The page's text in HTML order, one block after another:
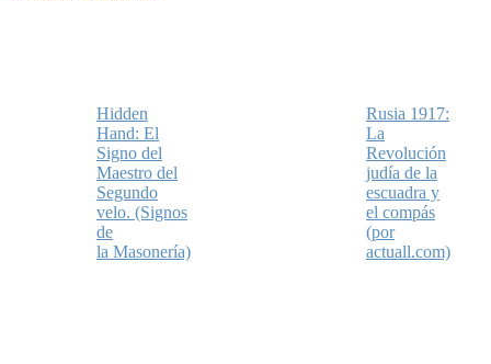
Hidden
Hand: El
Signo del
Maestro del
Segundo
velo. (Signos
de
la Masonería)
Rusia 1917:
La
Revolución
judía de la
escuadra y
el compás
(por
actuall.com)